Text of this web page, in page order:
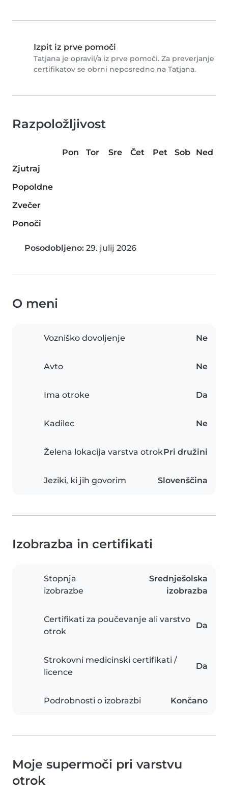
Izpit iz prve pomoči
Tatjana je opravil/a iz prve pomoči. Za preverjanje
certifikatov se obrni neposredno na Tatjana.
Razpoložljivost
Pon Tor Sre Čet Pet Sob
Ned
Zjutraj
Popoldne
Zvečer
Ponoči
Posodobljeno: 29. julij 2026
O meni
Vozniško dovoljenje Ne
Avto Ne
Ima otroke Da
Kadilec Ne
Želena lokacija varstva otrokPri družini
Jeziki, ki jih govorim Slovenščina
Izobrazba in certifikati
Stopnja
izobrazbe
Srednješolska
izobrazba
Certifikati za poučevanje ali varstvo
otrok
Da
Strokovni medicinski certifikati /
licence
Da
Podrobnosti o izobrazbi Končano
Moje supermoči pri varstvu
otrok